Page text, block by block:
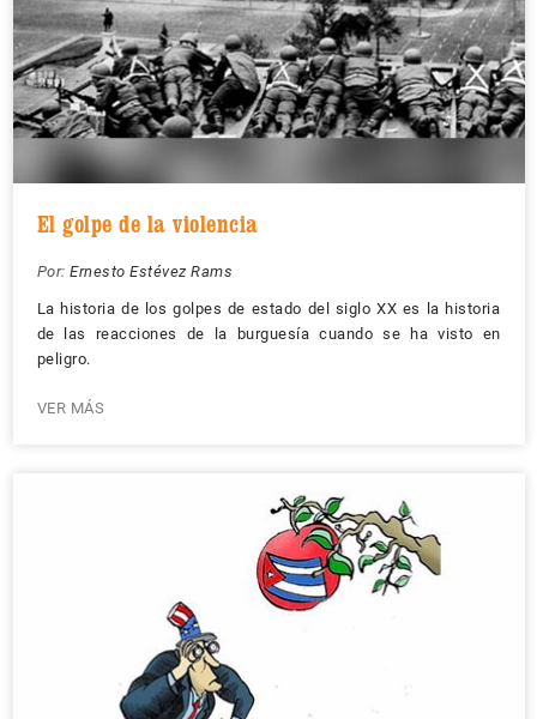
El golpe de la violencia
Por: Ernesto Estévez Rams
La historia de los golpes de estado del siglo XX es la historia
de las reacciones de la burguesía cuando se ha visto en
peligro.
VER MÁS